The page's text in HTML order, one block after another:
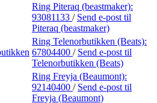
Ring Piteraq (beastmaker):
93081133 / Send e-post til
Piteraq (beastmaker)
Ring Telenorbutikken (Beats):
67804400 / Send e-post til
Telenorbutikken (Beats)
Ring Freyja (Beaumont):
92140400 / Send e-post til
Freyja (Beaumont)